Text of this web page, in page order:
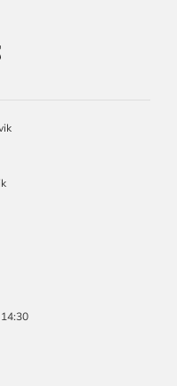
KONTAKTINFORMASJON